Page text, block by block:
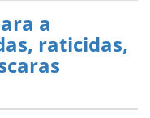
a
raticidas,